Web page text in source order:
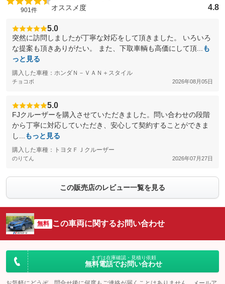
901件 オススメ度 4.8
5.0
突然に訪問しましたが丁寧な対応をして頂きました。 いろいろ
な提案も頂きありがたい。 また、下取車輌も高価にして頂...
も
っと見る
購入した車種：ホンダＮ－ＶＡＮ＋スタイル
チョコボ 2026年08月05日
5.0
FJクルーザーを購入させていただきました。問い合わせの段階
から丁寧に対応していただき、安心して契約することができま
し...
もっと見る
購入した車種：トヨタＦＪクルーザー
のりてん 2026年07月27日
この販売店のレビュー一覧を見る
無料 この車両に関するお問い合わせ
まずは在庫確認・見積り依頼
無料電話でお問い合わせ